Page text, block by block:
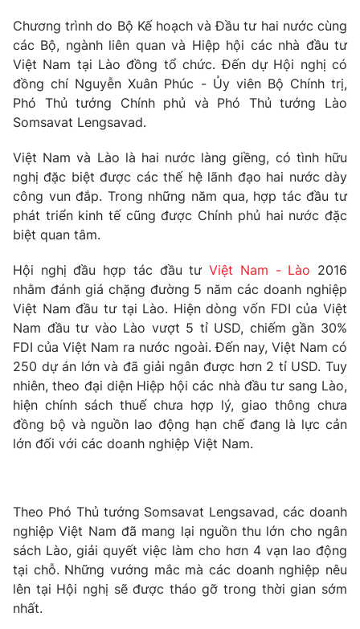
Thế giới đó đây
Câu chuyện quốc tế
Tài chính
Thị trường
Góc doanh nghiệp
Dữ liệu và đời sống
Truyền hình
Phim VTV
Hậu trường
Nhân vật
Khán giả
Điện ảnh
Âm nhạc
Sao
Đời sống
Du lịch
Chất lượng cuộc sống
Giáo dục
Tuyển sinh
Học trực tuyến
Công nghệ
Hitech Công nghệ tương lai
Sản phẩm
Thị trường
Tư vấn
Giao lưu trực tuyến
Lịch phát sóng
Chuyên mục khác
Photo Infographic
Video Shorts video
VTV Money
Chương trình do Bộ Kế hoạch và Đầu tư hai nước cùng
các Bộ, ngành liên quan và Hiệp hội các nhà đầu tư
Việt Nam tại Lào đồng tổ chức. Đến dự Hội nghị có
đồng chí Nguyễn Xuân Phúc - Ủy viên Bộ Chính trị,
Phó Thủ tướng Chính phủ và Phó Thủ tướng Lào
Somsavat Lengsavad.
Việt Nam và Lào là hai nước làng giềng, có tình hữu
nghị đặc biệt được các thế hệ lãnh đạo hai nước dày
công vun đắp. Trong những năm qua, hợp tác đầu tư
phát triển kinh tế cũng được Chính phủ hai nước đặc
biệt quan tâm.
Hội nghị đầu hợp tác đầu tưViệt Nam - Lào 2016
nhằm đánh giá chặng đường 5 năm các doanh nghiệp
Việt Nam đầu tư tại Lào. Hiện dòng vốn FDI của Việt
Nam đầu tư vào Lào vượt 5 tỉ USD, chiếm gần 30%
FDI của Việt Nam ra nước ngoài. Đến nay, Việt Nam có
250 dự án lớn và đã giải ngân được hơn 2 tỉ USD. Tuy
nhiên, theo đại diện Hiệp hội các nhà đầu tư sang Lào,
hiện chính sách thuế chưa hợp lý, giao thông chưa
đồng bộ và nguồn lao động hạn chế đang là lực cản
lớn đối với các doanh nghiệp Việt Nam.
Theo Phó Thủ tướng Somsavat Lengsavad, các doanh
nghiệp Việt Nam đã mang lại nguồn thu lớn cho ngân
sách Lào, giải quyết việc làm cho hơn 4 vạn lao động
tại chỗ. Những vướng mắc mà các doanh nghiệp nêu
lên tại Hội nghị sẽ được tháo gỡ trong thời gian sớm
nhất.